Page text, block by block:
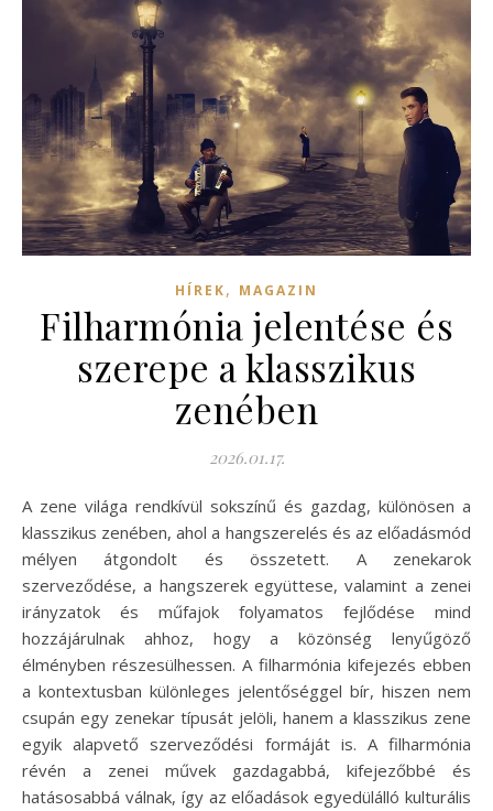
HÍREK, MAGAZIN
Filharmónia jelentése és
szerepe a klasszikus
zenében
2026.01.17.
A zene világa rendkívül sokszínű és gazdag, különösen a
klasszikus zenében, ahol a hangszerelés és az előadásmód
mélyen átgondolt és összetett. A zenekarok
szerveződése, a hangszerek együttese, valamint a zenei
irányzatok és műfajok folyamatos fejlődése mind
hozzájárulnak ahhoz, hogy a közönség lenyűgöző
élményben részesülhessen. A filharmónia kifejezés ebben
a kontextusban különleges jelentőséggel bír, hiszen nem
csupán egy zenekar típusát jelöli, hanem a klasszikus zene
egyik alapvető szerveződési formáját is. A filharmónia
révén a zenei művek gazdagabbá, kifejezőbbé és
hatásosabbá válnak, így az előadások egyedülálló kulturális